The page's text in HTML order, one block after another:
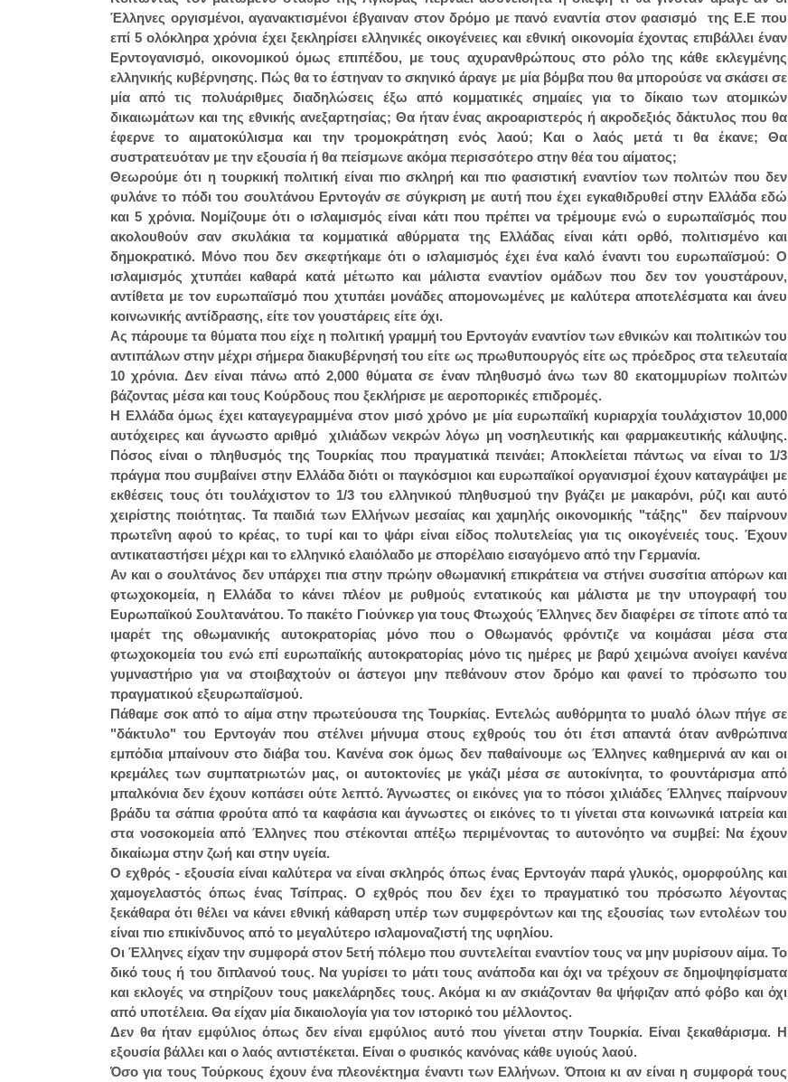
Έλληνες οργισμένοι, αγανακτισμένοι έβγαιναν στον δρόμο με πανό εναντία στον φασισμό της Ε.Ε που
επί 5 ολόκληρα χρόνια έχει ξεκληρίσει ελληνικές οικογένειες και εθνική οικονομία έχοντας επιβάλλει έναν
Ερντογανισμό, οικονομικού όμως επιπέδου, με τους αχυρανθρώπους στο ρόλο της κάθε εκλεγμένης
ελληνικής κυβέρνησης. Πώς θα το έστηναν το σκηνικό άραγε με μία βόμβα που θα μπορούσε να σκάσει σε
μία από τις πολυάριθμες διαδηλώσεις έξω από κομματικές σημαίες για το δίκαιο των ατομικών
δικαιωμάτων και της εθνικής ανεξαρτησίας; Θα ήταν ένας ακροαριστερός ή ακροδεξιός δάκτυλος που θα
έφερνε το αιματοκύλισμα και την τρομοκράτηση ενός λαού; Και ο λαός μετά τι θα έκανε; Θα
συστρατευόταν με την εξουσία ή θα πείσμωνε ακόμα περισσότερο στην θέα του αίματος;
Θεωρούμε ότι η τουρκική πολιτική είναι πιο σκληρή και πιο φασιστική εναντίον των πολιτών που δεν
φυλάνε το πόδι του σουλτάνου Ερντογάν σε σύγκριση με αυτή που έχει εγκαθιδρυθεί στην Ελλάδα εδώ
και 5 χρόνια. Νομίζουμε ότι ο ισλαμισμός είναι κάτι που πρέπει να τρέμουμε ενώ ο ευρωπαϊσμός που
ακολουθούν σαν σκυλάκια τα κομματικά αθύρματα της Ελλάδας είναι κάτι ορθό, πολιτισμένο και
δημοκρατικό. Μόνο που δεν σκεφτήκαμε ότι ο ισλαμισμός έχει ένα καλό έναντι του ευρωπαϊσμού: Ο
ισλαμισμός χτυπάει καθαρά κατά μέτωπο και μάλιστα εναντίον ομάδων που δεν τον γουστάρουν,
αντίθετα με τον ευρωπαϊσμό που χτυπάει μονάδες απομονωμένες με καλύτερα αποτελέσματα και άνευ
κοινωνικής αντίδρασης, είτε τον γουστάρεις είτε όχι.
Ας πάρουμε τα θύματα που είχε η πολιτική γραμμή του Ερντογάν εναντίον των εθνικών και πολιτικών του
αντιπάλων στην μέχρι σήμερα διακυβέρνησή του είτε ως πρωθυπουργός είτε ως πρόεδρος στα τελευταία
10 χρόνια. Δεν είναι πάνω από 2,000 θύματα σε έναν πληθυσμό άνω των 80 εκατομμυρίων πολιτών
βάζοντας μέσα και τους Κούρδους που ξεκλήρισε με αεροπορικές επιδρομές.
Η Ελλάδα όμως έχει καταγεγραμμένα στον μισό χρόνο με μία ευρωπαϊκή κυριαρχία τουλάχιστον 10,000
αυτόχειρες και άγνωστο αριθμό χιλιάδων νεκρών λόγω μη νοσηλευτικής και φαρμακευτικής κάλυψης.
Πόσος είναι ο πληθυσμός της Τουρκίας που πραγματικά πεινάει; Αποκλείεται πάντως να είναι το 1/3
πράγμα που συμβαίνει στην Ελλάδα διότι οι παγκόσμιοι και ευρωπαϊκοί οργανισμοί έχουν καταγράψει με
εκθέσεις τους ότι τουλάχιστον το 1/3 του ελληνικού πληθυσμού την βγάζει με μακαρόνι, ρύζι και αυτό
χειρίστης ποιότητας. Τα παιδιά των Ελλήνων μεσαίας και χαμηλής οικονομικής "τάξης" δεν παίρνουν
πρωτεΐνη αφού το κρέας, το τυρί και το ψάρι είναι είδος πολυτελείας για τις οικογένειές τους. Έχουν
αντικαταστήσει μέχρι και το ελληνικό ελαιόλαδο με σπορέλαιο εισαγόμενο από την Γερμανία.
Αν και ο σουλτάνος δεν υπάρχει πια στην πρώην οθωμανική επικράτεια να στήνει συσσίτια απόρων και
φτωχοκομεία, η Ελλάδα το κάνει πλέον με ρυθμούς εντατικούς και μάλιστα με την υπογραφή του
Ευρωπαϊκού Σουλτανάτου. Το πακέτο Γιούνκερ για τους Φτωχούς Έλληνες δεν διαφέρει σε τίποτε από τα
ιμαρέτ της οθωμανικής αυτοκρατορίας μόνο που ο Οθωμανός φρόντιζε να κοιμάσαι μέσα στα
φτωχοκομεία του ενώ επί ευρωπαϊκής αυτοκρατορίας μόνο τις ημέρες με βαρύ χειμώνα ανοίγει κανένα
γυμναστήριο για να στοιβαχτούν οι άστεγοι μην πεθάνουν στον δρόμο και φανεί το πρόσωπο του
πραγματικού εξευρωπαϊσμού.
Πάθαμε σοκ από το αίμα στην πρωτεύουσα της Τουρκίας. Εντελώς αυθόρμητα το μυαλό όλων πήγε σε
"δάκτυλο" του Ερντογάν που στέλνει μήνυμα στους εχθρούς του ότι έτσι απαντά όταν ανθρώπινα
εμπόδια μπαίνουν στο διάβα του. Κανένα σοκ όμως δεν παθαίνουμε ως Έλληνες καθημερινά αν και οι
κρεμάλες των συμπατριωτών μας, οι αυτοκτονίες με γκάζι μέσα σε αυτοκίνητα, το φουντάρισμα από
μπαλκόνια δεν έχουν κοπάσει ούτε λεπτό. Άγνωστες οι εικόνες για το πόσοι χιλιάδες Έλληνες παίρνουν
βράδυ τα σάπια φρούτα από τα καφάσια και άγνωστες οι εικόνες το τι γίνεται στα κοινωνικά ιατρεία και
στα νοσοκομεία από Έλληνες που στέκονται απέξω περιμένοντας το αυτονόητο να συμβεί: Να έχουν
δικαίωμα στην ζωή και στην υγεία.
Ο εχθρός - εξουσία είναι καλύτερα να είναι σκληρός όπως ένας Ερντογάν παρά γλυκός, ομορφούλης και
χαμογελαστός όπως ένας Τσίπρας. Ο εχθρός που δεν έχει το πραγματικό του πρόσωπο λέγοντας
ξεκάθαρα ότι θέλει να κάνει εθνική κάθαρση υπέρ των συμφερόντων και της εξουσίας των εντολέων του
είναι πιο επικίνδυνος από το μεγαλύτερο ισλαμοναζιστή της υφηλίου.
Οι Έλληνες είχαν την συμφορά στον 5ετή πόλεμο που συντελείται εναντίον τους να μην μυρίσουν αίμα. Το
δικό τους ή του διπλανού τους. Να γυρίσει το μάτι τους ανάποδα και όχι να τρέχουν σε δημοψηφίσματα
και εκλογές να στηρίζουν τους μακελάρηδες τους. Ακόμα κι αν σκιάζονταν θα ψήφιζαν από φόβο και όχι
από υποτέλεια. Θα είχαν μία δικαιολογία για τον ιστορικό του μέλλοντος.
Δεν θα ήταν εμφύλιος όπως δεν είναι εμφύλιος αυτό που γίνεται στην Τουρκία. Είναι ξεκαθάρισμα. Η
εξουσία βάλλει και ο λαός αντιστέκεται. Είναι ο φυσικός κανόνας κάθε υγιούς λαού.
Όσο για τους Τούρκους έχουν ένα πλεονέκτημα έναντι των Ελλήνων. Όποια κι αν είναι η συμφορά τους